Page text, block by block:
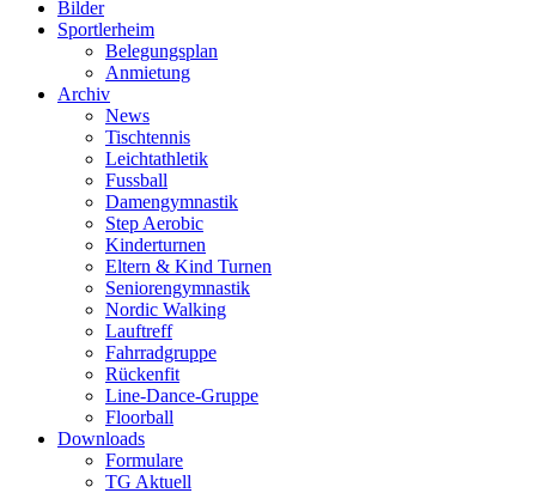
Bilder
Sportlerheim
Belegungsplan
Anmietung
Archiv
News
Tischtennis
Leichtathletik
Fussball
Damengymnastik
Step Aerobic
Kinderturnen
Eltern & Kind Turnen
Seniorengymnastik
Nordic Walking
Lauftreff
Fahrradgruppe
Rückenfit
Line-Dance-Gruppe
Floorball
Downloads
Formulare
TG Aktuell